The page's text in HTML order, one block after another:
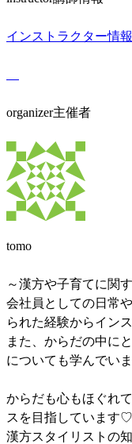
インストラクター情
organizer主催者
tomo
～漢方や子育てに関
会社員としての日常
られた経験からイン
また、からだの中に
についても学んでい
からだも心もほぐれ
スを目指しています♡
漢方スタイリストの